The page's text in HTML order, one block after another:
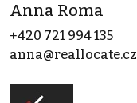
Anna Roma
+420 721 994 135
anna@reallocate.cz